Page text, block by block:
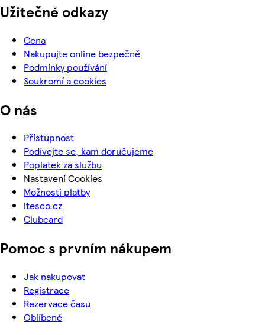
Užitečné odkazy
Cena
Nakupujte online bezpečně
Podmínky používání
Soukromí a cookies
O nás
Přístupnost
Podívejte se, kam doručujeme
Poplatek za službu
Nastavení Cookies
Možnosti platby
itesco.cz
Clubcard
Pomoc s prvním nákupem
Jak nakupovat
Registrace
Rezervace času
Oblíbené